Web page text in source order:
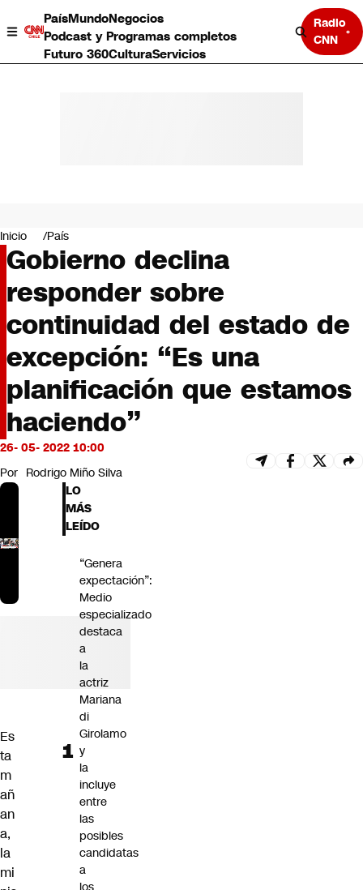
PaísMundoNegocios
Podcast y Programas completos
Futuro 360CulturaServicios
Radio
CNN
Negocios
Deportes
Programas completos
Cultura
Servicios
Bits
CNN tiempo
Futuro 360
Opinión
Inicio País
Gobierno declina
responder sobre
continuidad del estado de
excepción: “Es una
planificación que estamos
haciendo”
26- 05- 2022 10:00
Por Rodrigo Miño Silva
Es
ta
m
añ
an
a,
la
mi
LO
MÁS
LEÍDO
“Genera
expectación”:
Medio
especializado
destaca
a
la
actriz
Mariana
di
Girolamo
y
la
incluye
entre
las
posibles
candidatas
a
los